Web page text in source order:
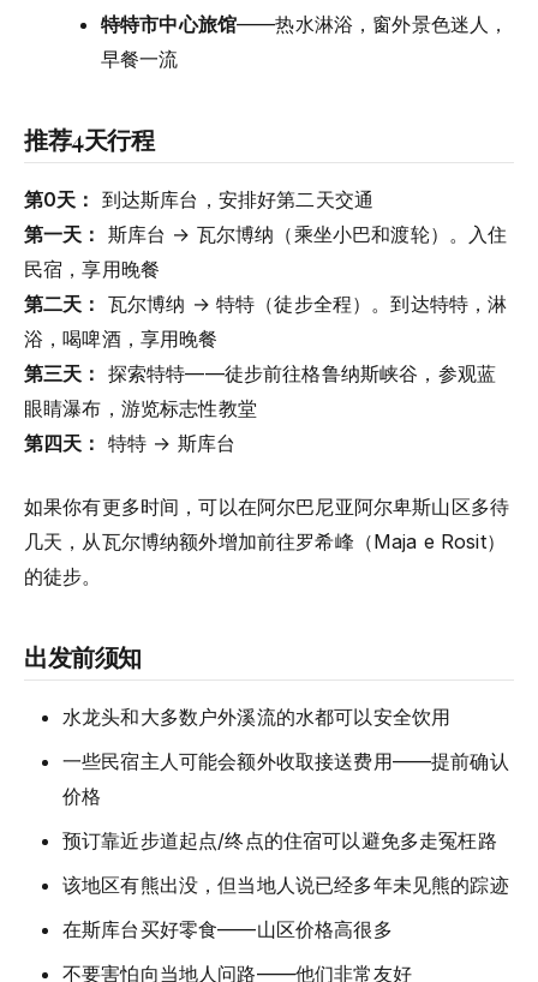
特特市中心旅馆——热水淋浴，窗外景色迷人，
早餐一流
推荐4天行程
第0天： 到达斯库台，安排好第二天交通
第一天： 斯库台 → 瓦尔博纳（乘坐小巴和渡轮）。入住
民宿，享用晚餐
第二天： 瓦尔博纳 → 特特（徒步全程）。到达特特，淋
浴，喝啤酒，享用晚餐
第三天： 探索特特——徒步前往格鲁纳斯峡谷，参观蓝
眼睛瀑布，游览标志性教堂
第四天： 特特 → 斯库台
如果你有更多时间，可以在阿尔巴尼亚阿尔卑斯山区多待
几天，从瓦尔博纳额外增加前往罗希峰（Maja e Rosit）
的徒步。
出发前须知
水龙头和大多数户外溪流的水都可以安全饮用
一些民宿主人可能会额外收取接送费用——提前确认
价格
预订靠近步道起点/终点的住宿可以避免多走冤枉路
该地区有熊出没，但当地人说已经多年未见熊的踪迹
在斯库台买好零食——山区价格高很多
不要害怕向当地人问路——他们非常友好